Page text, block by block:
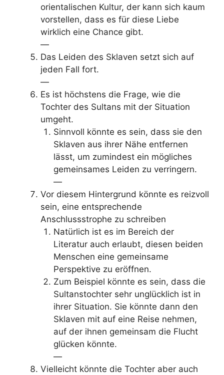
orientalischen Kultur, der kann sich kaum
vorstellen, dass es für diese Liebe
wirklich eine Chance gibt.
—
Das Leiden des Sklaven setzt sich auf
jeden Fall fort.
—
Es ist höchstens die Frage, wie die
Tochter des Sultans mit der Situation
umgeht.
Sinnvoll könnte es sein, dass sie den
Sklaven aus ihrer Nähe entfernen
lässt, um zumindest ein mögliches
gemeinsames Leiden zu verringern.
—
Vor diesem Hintergrund könnte es reizvoll
sein, eine entsprechende
Anschlussstrophe zu schreiben
Natürlich ist es im Bereich der
Literatur auch erlaubt, diesen beiden
Menschen eine gemeinsame
Perspektive zu eröffnen.
Zum Beispiel könnte es sein, dass die
Sultanstochter sehr unglücklich ist in
ihrer Situation. Sie könnte dann den
Sklaven mit auf eine Reise nehmen,
auf der ihnen gemeinsam die Flucht
glücken könnte.
—
Vielleicht könnte die Tochter aber auch